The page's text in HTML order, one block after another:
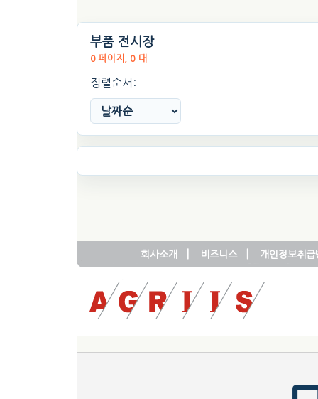
부품 전시장
0 페이지, 0 대
정렬순서:
회사소개 비즈니스 개인정보취급